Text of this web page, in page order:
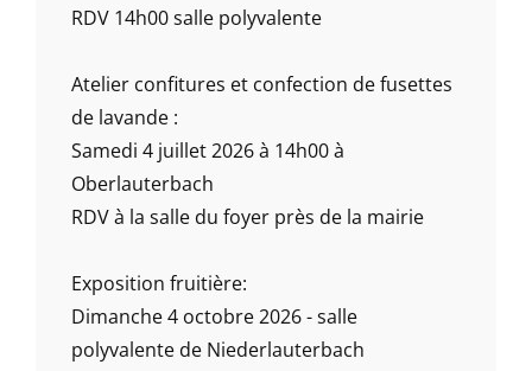
RDV 14h00 salle polyvalente
Atelier confitures et confection de fusettes
de lavande :
Samedi 4 juillet 2026 à 14h00 à
Oberlauterbach
RDV à la salle du foyer près de la mairie
Exposition fruitière:
Dimanche 4 octobre 2026 - salle
polyvalente de Niederlauterbach